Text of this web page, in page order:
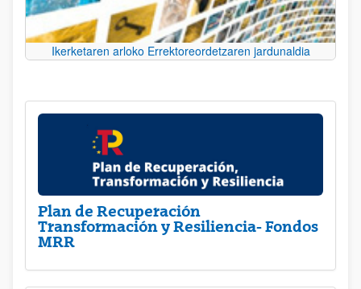
Ikerketaren arloko Errektoreordetzaren jardunaldia
Plan de Recuperación
Transformación y Resiliencia- Fondos
MRR